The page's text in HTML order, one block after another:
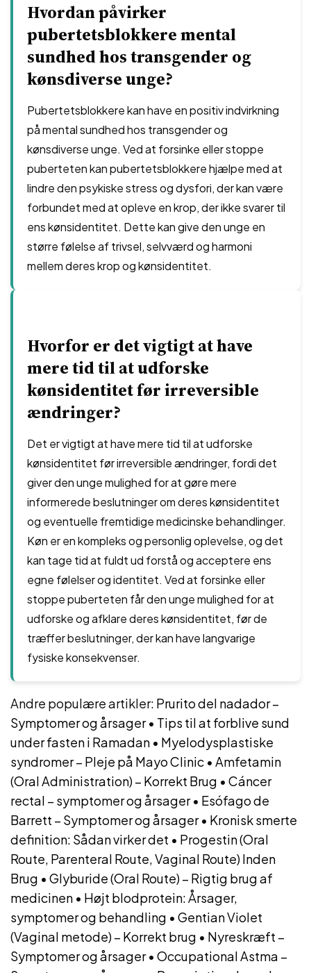
Hvordan påvirker
pubertetsblokkere mental
sundhed hos transgender og
kønsdiverse unge?
Pubertetsblokkere kan have en positiv indvirkning
på mental sundhed hos transgender og
kønsdiverse unge. Ved at forsinke eller stoppe
puberteten kan pubertetsblokkere hjælpe med at
lindre den psykiske stress og dysfori, der kan være
forbundet med at opleve en krop, der ikke svarer til
ens kønsidentitet. Dette kan give den unge en
større følelse af trivsel, selvværd og harmoni
mellem deres krop og kønsidentitet.
Hvorfor er det vigtigt at have
mere tid til at udforske
kønsidentitet før irreversible
ændringer?
Det er vigtigt at have mere tid til at udforske
kønsidentitet før irreversible ændringer, fordi det
giver den unge mulighed for at gøre mere
informerede beslutninger om deres kønsidentitet
og eventuelle fremtidige medicinske behandlinger.
Køn er en kompleks og personlig oplevelse, og det
kan tage tid at fuldt ud forstå og acceptere ens
egne følelser og identitet. Ved at forsinke eller
stoppe puberteten får den unge mulighed for at
udforske og afklare deres kønsidentitet, før de
træffer beslutninger, der kan have langvarige
fysiske konsekvenser.
Andre populære artikler: Prurito del nadador –
Symptomer og årsager• Tips til at forblive sund
under fasten i Ramadan • Myelodysplastiske
syndromer – Pleje på Mayo Clinic • Amfetamin
(Oral Administration) – Korrekt Brug • Cáncer
rectal – symptomer og årsager• Esófago de
Barrett – Symptomer og årsager• Kronisk smerte
definition: Sådan virker det • Progestin (Oral
Route, Parenteral Route, Vaginal Route) Inden
Brug • Glyburide (Oral Route) – Rigtig brug af
medicinen • Højt blodprotein: Årsager,
symptomer og behandling • Gentian Violet
(Vaginal metode) – Korrekt brug • Nyreskræft –
Symptomer og årsager• Occupational Astma –